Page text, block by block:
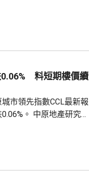
成為主要的黃金交易中
持續。 香港上月啟
統。人行行長潘功勝在
提高國...
0.06% 料短期樓價續
市領先指數CCL最新報
地產研究部
致成交量減少，樓價出